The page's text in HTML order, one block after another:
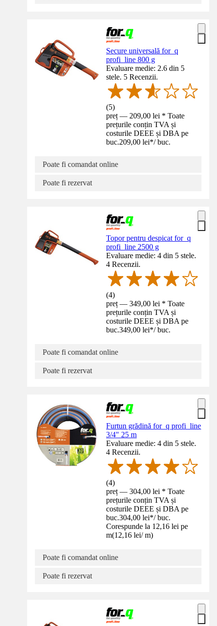
Secure universală for_q
profi_line 800 g
Evaluare medie: 2.6 din 5
stele. 5 Recenzii.
(5)
preț — 209,00 lei * Toate
prețurile conțin TVA și
costurile DEEE și DBA pe
buc.209,00 lei*/ buc.
Poate fi comandat online
Poate fi rezervat
Topor pentru despicat for_q
profi_line 2500 g
Evaluare medie: 4 din 5 stele.
4 Recenzii.
(4)
preț — 349,00 lei * Toate
prețurile conțin TVA și
costurile DEEE și DBA pe
buc.349,00 lei*/ buc.
Poate fi comandat online
Poate fi rezervat
Furtun grădină for_q profi_line
3/4" 25 m
Evaluare medie: 4 din 5 stele.
4 Recenzii.
(4)
preț — 304,00 lei * Toate
prețurile conțin TVA și
costurile DEEE și DBA pe
buc.304,00 lei*/ buc.
Corespunde la 12,16 lei pe
m(12,16 lei/ m)
Poate fi comandat online
Poate fi rezervat